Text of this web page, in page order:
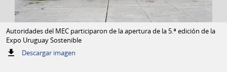
Autoridades del MEC participaron de la apertura de la 5.ª edición de la
Expo Uruguay Sostenible
Descargar imagen: